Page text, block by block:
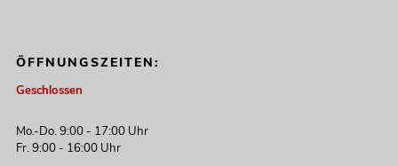
EUROLITE Set LED KLS-902 + STV-60-
WOT EU Stahlstativ schwarz
ÖFFNUNGSZEITEN:
Geschlossen
Mo.-Do. 9:00 - 17:00 Uhr
Fr. 9:00 - 16:00 Uhr